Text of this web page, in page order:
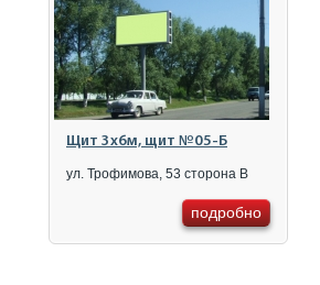
Щит 3x6м, щит №05-Б
ул. Трофимова, 53 сторона B
подробно